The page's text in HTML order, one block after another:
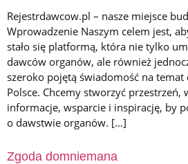
Rejestrdawcow.pl – nasze miejsce
Wprowadzenie Naszym celem jest,
stało się platformą, która nie tylko
dawców organów, ale również
szeroko pojętą świadomość na
Polsce. Chcemy stworzyć przestrzeń,
informacje, wsparcie i inspirację, by
o dawstwie organów. […]
Zgoda domniemana